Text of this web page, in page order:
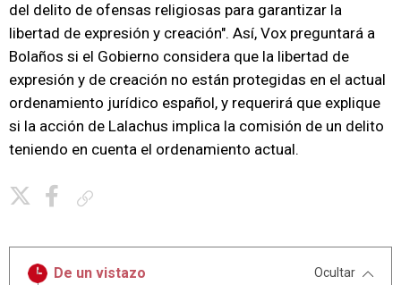
del delito de ofensas religiosas para garantizar la
libertad de expresión y creación". Así, Vox preguntará a
Bolaños si el Gobierno considera que la libertad de
expresión y de creación no están protegidas en el actual
ordenamiento jurídico español, y requerirá que explique
si la acción de Lalachus implica la comisión de un delito
teniendo en cuenta el ordenamiento actual.
De un vistazo Ocultar